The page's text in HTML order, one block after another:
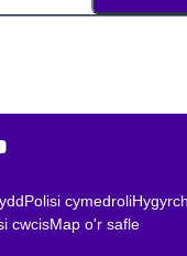
Polisi cymedroli
cwcisMap o'r safle